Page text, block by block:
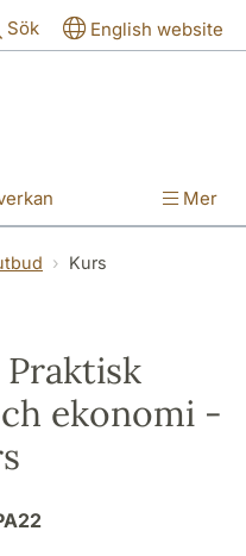
Sök English website
Mer
Kurs
ekonomi -